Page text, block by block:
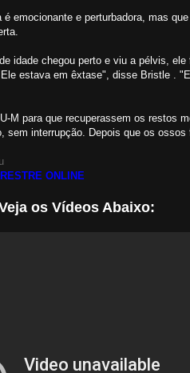
emocionante e perturbadora, mas
idade chegou perto e viu a pélvis, ele
estava em êxtase", disse Bristle .
M para que recuperassem os restos
sem interrupção. Depois que os ossos
ONLINE
os Vídeos Abaixo: